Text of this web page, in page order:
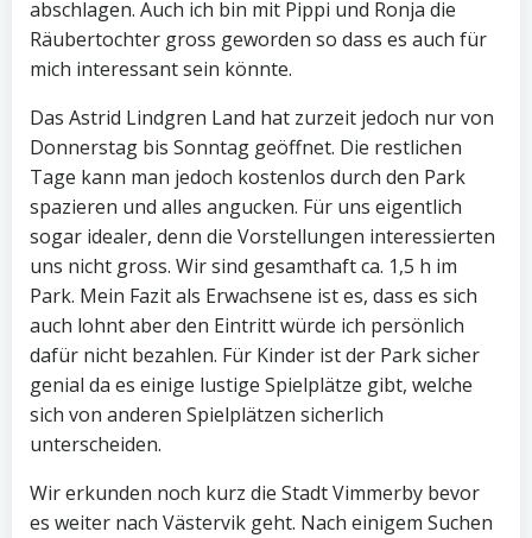
abschlagen. Auch ich bin mit Pippi und Ronja die
Räubertochter gross geworden so dass es auch für
mich interessant sein könnte.
Das Astrid Lindgren Land hat zurzeit jedoch nur von
Donnerstag bis Sonntag geöffnet. Die restlichen
Tage kann man jedoch kostenlos durch den Park
spazieren und alles angucken. Für uns eigentlich
sogar idealer, denn die Vorstellungen interessierten
uns nicht gross. Wir sind gesamthaft ca. 1,5 h im
Park. Mein Fazit als Erwachsene ist es, dass es sich
auch lohnt aber den Eintritt würde ich persönlich
dafür nicht bezahlen. Für Kinder ist der Park sicher
genial da es einige lustige Spielplätze gibt, welche
sich von anderen Spielplätzen sicherlich
unterscheiden.
Wir erkunden noch kurz die Stadt Vimmerby bevor
es weiter nach Västervik geht. Nach einigem Suchen